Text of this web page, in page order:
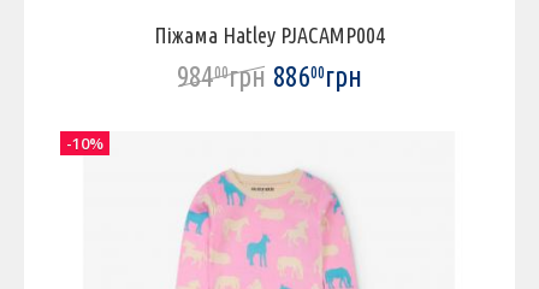
Піжама Hatley PJACAMP004
98400грн 88600грн
-10%